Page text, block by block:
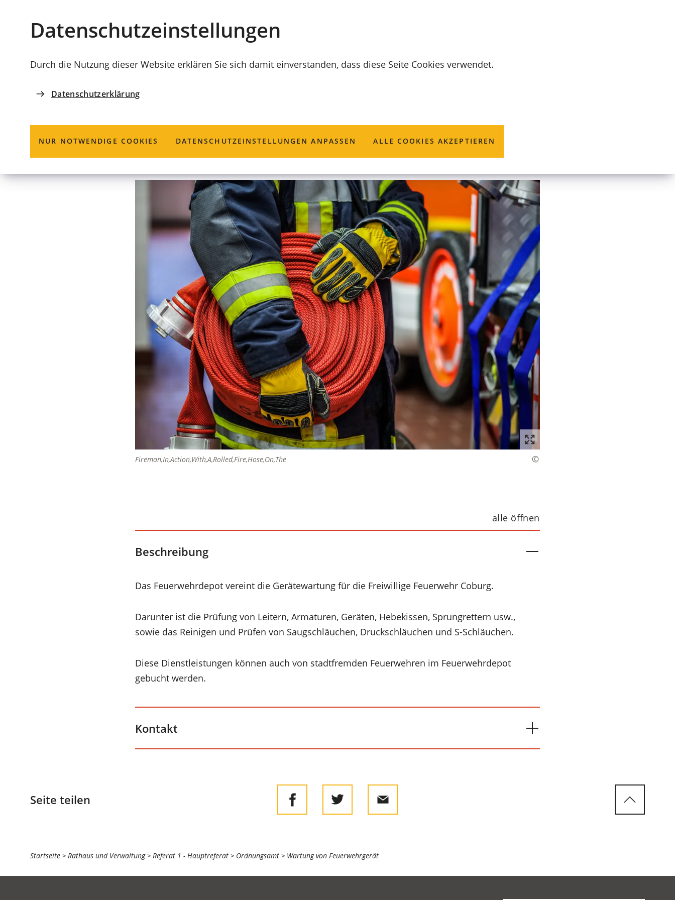
Datenschutz­einstellungen
Durch die Nutzung dieser Website erklären Sie sich damit einverstanden, dass diese Seite Cookies verwendet.
Datenschutzerklärung
NUR NOTWENDIGE COOKIES DATENSCHUTZ­EINSTELLUNGEN ANPASSEN ALLE COOKIES AKZEPTIEREN
Coburg
ORDNUNGSAMT
Wartung von Feuerwehrgerät
Fireman,In,Action,With,A,Rolled,Fire,Hose,On,The
alle öffnen
Beschreibung
Das Feuerwehrdepot vereint die Gerätewartung für die Freiwillige Feuerwehr Coburg.
Darunter ist die Prüfung von Leitern, Armaturen, Geräten, Hebekissen, Sprungrettern usw.,
sowie das Reinigen und Prüfen von Saugschläuchen, Druckschläuchen und S-Schläuchen.
Diese Dienstleistungen können auch von stadtfremden Feuerwehren im Feuerwehrdepot
gebucht werden.
Kontakt
Seite teilen
Sie
befinden
Startseite Rathaus und Verwaltung Referat 1 - Hauptreferat Ordnungsamt Wartung von Feuerwehrgerät